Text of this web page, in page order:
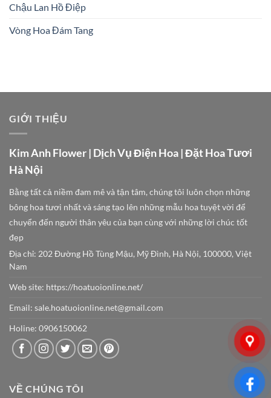
Chậu Lan Hồ Điệp
Vòng Hoa Đám Tang
GIỚI THIỆU
Kim Anh Flower | Dịch Vụ Điện Hoa | Đặt Hoa Tươi
Hà Nội
Bằng tất cả niềm đam mê và tận tâm, chúng tôi luôn chọn những
bông hoa tươi nhất và sáng tạo lên những mẫu hoa tuyệt vời để
chuyển đến người thân yêu của bạn cùng với những lời chúc tốt
đẹp
Địa chỉ: 202 Đường Hồ Tùng Mậu, Mỹ Đình, Hà Nội, 100000, Việt
Nam
Web site: https://hoatuoionline.net/
Email: sale.hoatuoionline.net@gmail.com
Holine: 0906150062
VỀ CHÚNG TÔI